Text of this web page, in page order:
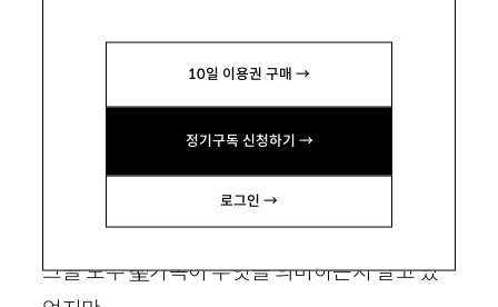
10일 이용권 구매 →
정기구독 신청하기 →
로그인 →
물거미
차양 밖에는 비가 내린다
그들 모두聖가족이 무엇을 의미하는지 알고 있